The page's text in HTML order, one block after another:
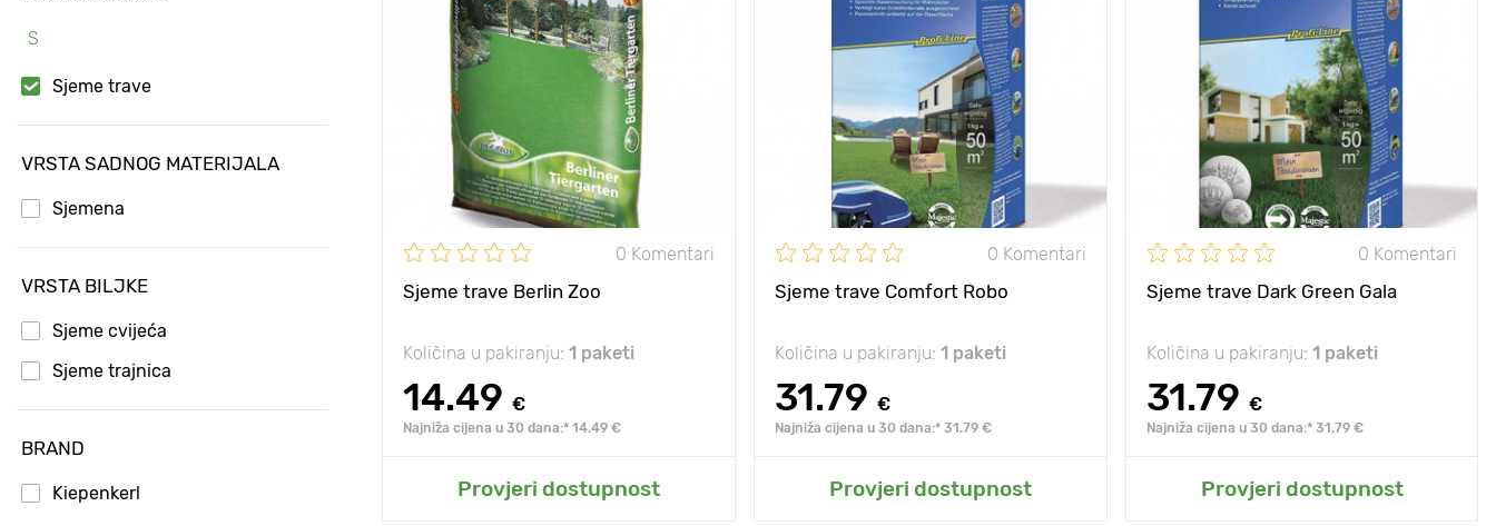
S
Sjeme trave
VRSTA SADNOG MATERIJALA
Sjemena
VRSTA BILJKE
Sjeme cvijeća
Sjeme trajnica
BRAND
Kiepenkerl
0 Komentari
Sjeme trave Berlin Zoo
Količina u pakiranju: 1 paketi
14.49 €
Najniža cijena u 30 dana:* 14.49 €
Provjeri dostupnost
bogata cvatnja.
Visina biljke 10 - 20 cm
Razmak između
biljaka
Sunce, polusjena sunce, polusjena
Dodaj u moj vrt
0 Komentari
Sjeme trave Comfort Robo
Količina u pakiranju: 1 paketi
31.79 €
Najniža cijena u 30 dana:* 31.79 €
Provjeri dostupnost
bogata cvatnja.
10 - 20 cm
Razmak između
5 х 5 cm
Sunce, polusjena sunce, polusjena
Dodaj u moj vrt
0 Komentari
Sjeme trave Dark Green Gala
Količina u pakiranju: 1 paketi
31.79 €
Najniža cijena u 30 dana:* 31.79 €
Provjeri dostupnost
bogata cvatnja.
Visina biljke 10 - 20 cm
Razmak između
5 х 5 cm
Sunce, polusjena sunce, polusjena
Dodaj u moj vrt